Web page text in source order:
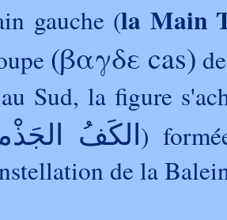
gauche (la Main
(βαγδε cas)
Sud, la figure
الكَفُ)
de la